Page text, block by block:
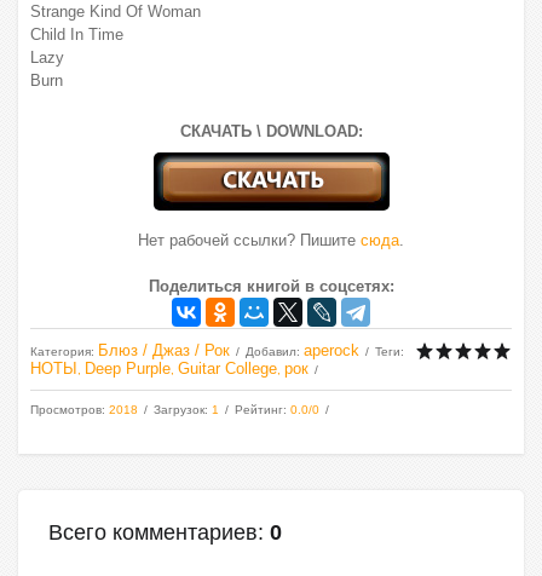
Strange Kind Of Woman
Child In Time
Lazy
Burn
СКАЧАТЬ \ DOWNLOAD:
Нет рабочей ссылки? Пишите сюда.
Поделиться книгой в соцсетях:
Категория: Блюз / Джаз / Рок Добавил: aperock Теги:
НОТЫ Deep Purple Guitar College рок
Просмотров: 2018 Загрузок: 1 Рейтинг: 0.0/0
Всего комментариев: 0